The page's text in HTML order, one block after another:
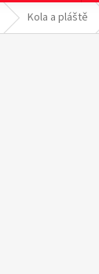
Kola a pláště